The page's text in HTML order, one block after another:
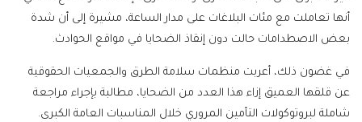
أنها تعاملت مع مئات البلاغات على مدار الساعة، مشيرة إلى أن شدة
بعض الاصطدامات حالت دون إنقاذ الضحايا في مواقع الحوادث.
في غضون ذلك، أعربت منظمات سلامة الطرق والجمعيات الحقوقية
عن قلقها العميق إزاء هذا العدد من الضحايا، مطالبة بإجراء مراجعة
شاملة لبروتوكولات التأمين المروري خلال المناسبات العامة الكبرى.